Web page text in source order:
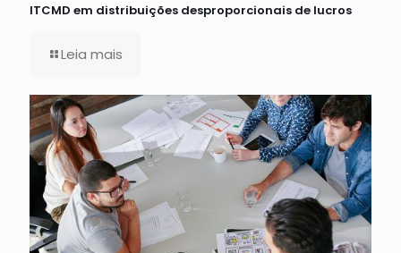
ITCMD em distribuições desproporcionais de lucros
Leia mais